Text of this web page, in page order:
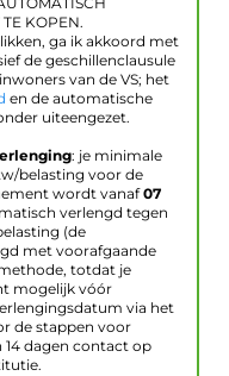
KOPEN.
ga ik akkoord met
de geschillenclausule
van de VS; het
en de automatische
uiteengezet.
: je minimale
belasting voor de
wordt vanaf07
verlengd tegen
(de
met voorafgaande
totdat je
mogelijk vóór
via het
de stappen voor
14 dagen contact op